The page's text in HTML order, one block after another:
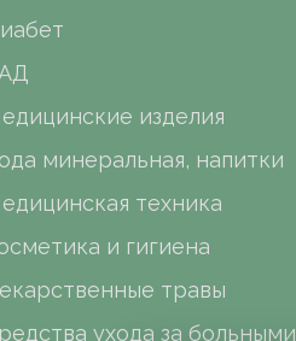
изделия
минеральная, напитки
техника
и гигиена
травы
ухода за больными